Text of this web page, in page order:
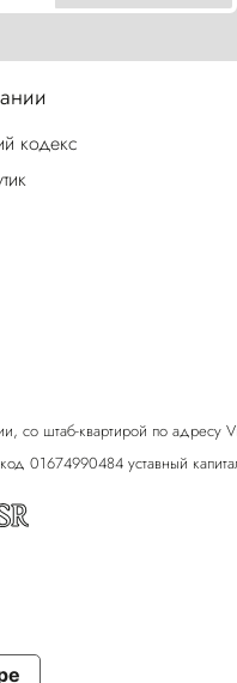
кодекс
со штаб-квартирой по адресу
01674990484 уставный